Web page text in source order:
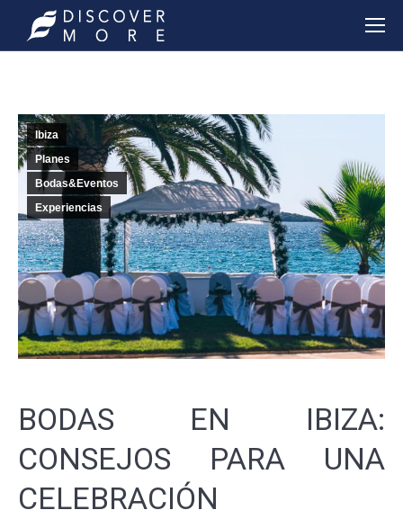
Ibiza
Planes
Bodas&Eventos
Experiencias
BODAS EN IBIZA:
CONSEJOS PARA UNA
CELEBRACIÓN